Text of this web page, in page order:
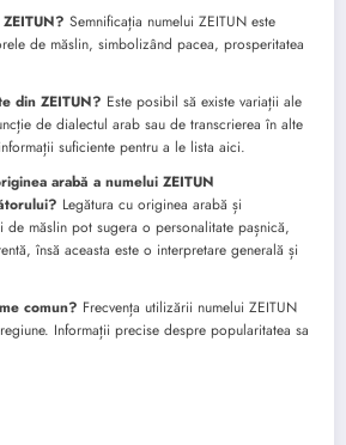
Semnificația numelui ZEITUN este
de măslin, simbolizând pacea, prosperitatea
din ZEITUN? Este posibil să existe variații ale
de dialectul arab sau de transcrierea în alte
suficiente pentru a le lista aici.
arabă a numelui ZEITUN
Legătura cu originea arabă și
de măslin pot sugera o personalitate pașnică,
însă aceasta este o interpretare generală și
comun? Frecvența utilizării numelui ZEITUN
Informații precise despre popularitatea sa